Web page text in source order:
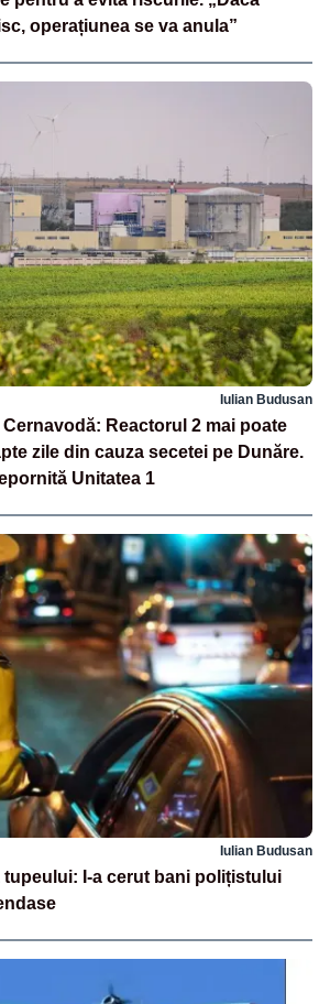
operațiunea se va anula”
Iulian Budusan
Reactorul 2 mai poate
zile din cauza secetei pe Dunăre.
Unitatea 1
Iulian Budusan
I-a cerut bani polițistului